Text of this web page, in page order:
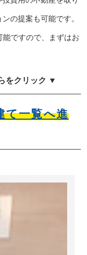
の提案も可能です。
ですので、まずはお
をクリック ▼
て一覧へ進